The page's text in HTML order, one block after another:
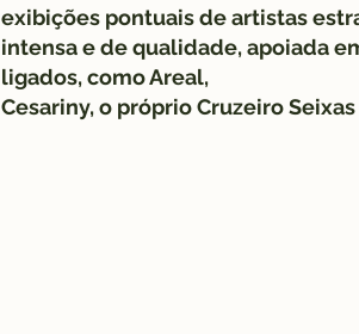
exibições pontuais de artistas
intensa e de qualidade, apoiada
ligados, como Areal,
Cesariny, o próprio Cruzeiro